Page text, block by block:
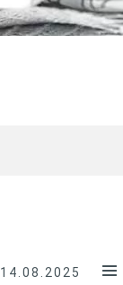
14.08.2025